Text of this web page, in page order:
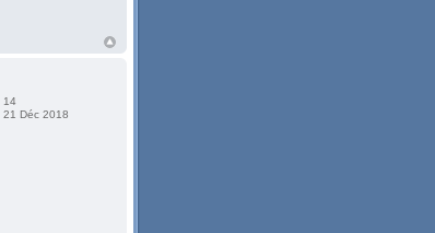
14
21 Déc 2018